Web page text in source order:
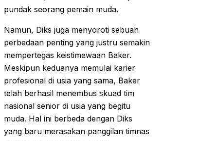
pundak seorang pemain muda.
Namun, Diks juga menyoroti sebuah
perbedaan penting yang justru semakin
mempertegas keistimewaan Baker.
Meskipun keduanya memulai karier
profesional di usia yang sama, Baker
telah berhasil menembus skuad tim
nasional senior di usia yang begitu
muda. Hal ini berbeda dengan Diks
yang baru merasakan panggilan timnas